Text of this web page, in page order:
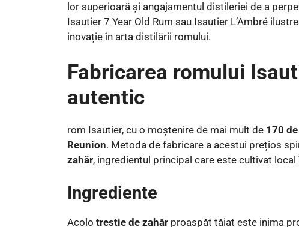
lor superioară și angajamentul distileriei de a
Isautier 7 Year Old Rum sau Isautier L’Ambré
inovație în arta distilării romului.
Fabricarea romului
autentic
rom Isautier, cu o moștenire de mai mult de 170
Reunion. Metoda de fabricare a acestui prețios
zahăr, ingredientul principal care este cultivat
Ingrediente
Acolo trestie de zahăr proaspăt tăiat este inima